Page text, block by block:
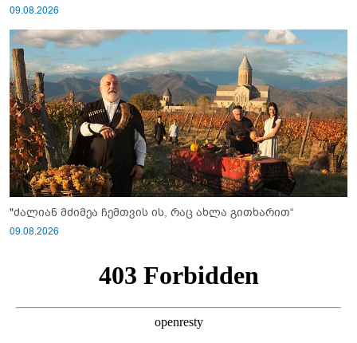
09.08.2026
"ძალიან მძიმეა ჩემთვის ის, რაც ახლა გითხარით“
09.08.2026